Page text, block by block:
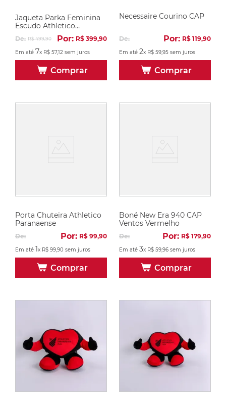
Jaqueta Parka Feminina
Escudo Athletico
De: R$499,90 Por: R$ 399,90
Em até 7x R$ 57,12 sem juros
Comprar
Necessaire Courino CAP
De: Por: R$ 119,90
Em até 2x R$ 59,95 sem juros
Comprar
Porta Chuteira Athletico
Paranaense
De: Por: R$ 99,90
Em até 1x R$ 99,90 sem juros
Comprar
Boné New Era 940 CAP
Ventos Vermelho
De: Por: R$ 179,90
Em até 3x R$ 59,96 sem juros
Comprar